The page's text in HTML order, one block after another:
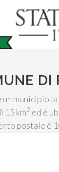
DI
un municipio
15 km2 ed è
postale è